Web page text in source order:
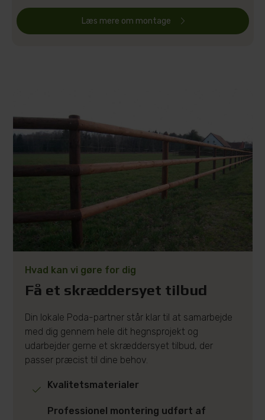
Læs mere om montage
Hvad kan vi gøre for dig
Få et skræddersyet tilbud
Din lokale Poda-partner står klar til at samarbejde
med dig gennem hele dit hegnsprojekt og
udarbejder gerne et skræddersyet tilbud, der
passer præcist til dine behov.
Kvalitetsmaterialer
Professionel montering udført af